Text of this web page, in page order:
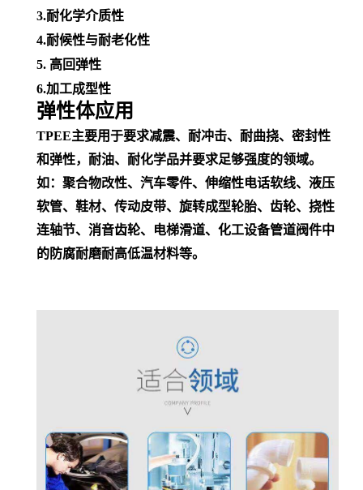
3.耐化学介质性
4.耐候性与耐老化性
5. 高回弹性
6.加工成型性
弹性体应用
TPEE主要用于要求减震、耐冲击、耐曲挠、密封性
和弹性，耐油、耐化学品并要求足够强度的领域。
如：聚合物改性、汽车零件、 伸缩性电话软线、 液压
软管、鞋材、传动皮带、旋转成型轮胎、齿轮、挠性
连轴节、消音齿轮、电梯滑道、 化工设备管道阀件中
的防腐耐磨耐高低温材料等。